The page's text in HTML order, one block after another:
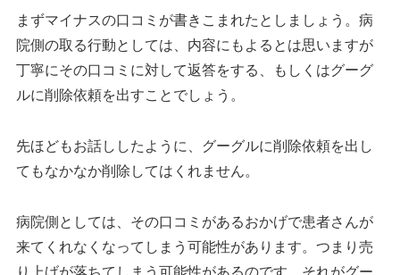
まずマイナスの口コミが書きこまれたとしましょう。病
院側の取る行動としては、内容にもよるとは思いますが
丁寧にその口コミに対して返答をする、もしくはグーグ
ルに削除依頼を出すことでしょう。
先ほどもお話ししたように、グーグルに削除依頼を出し
てもなかなか削除してはくれません。
病院側としては、その口コミがあるおかげで患者さんが
来てくれなくなってしまう可能性があります。つまり売
り上げが落ちてしまう可能性があるのです。それがグー